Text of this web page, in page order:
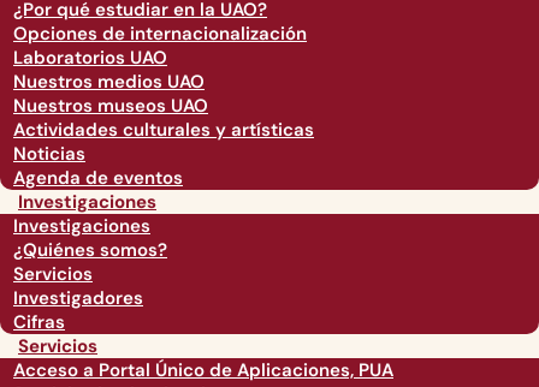
¿Por qué estudiar en la UAO?
Opciones de internacionalización
Laboratorios UAO
Nuestros medios UAO
Nuestros museos UAO
Actividades culturales y artísticas
Noticias
Agenda de eventos
Investigaciones
Investigaciones
¿Quiénes somos?
Servicios
Investigadores
Cifras
Servicios
Acceso a Portal Único de Aplicaciones, PUA